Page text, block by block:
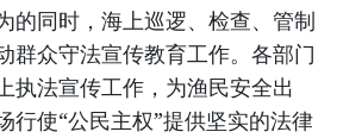
的同时，海上巡逻、检查、管制
群众守法宣传教育工作。各部门
执法宣传工作，为渔民安全出
行使“公民主权”提供坚实的法律